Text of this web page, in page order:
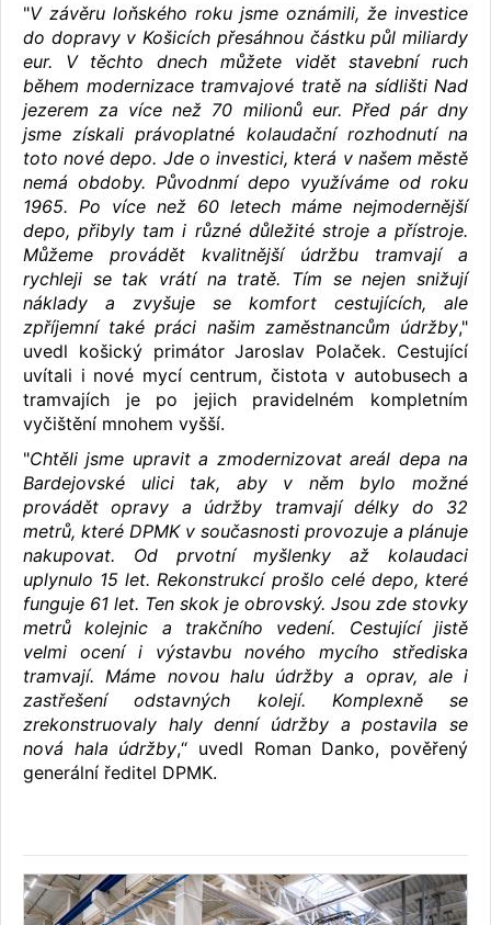
"V závěru loňského roku jsme oznámili, že investice
do dopravy v Košicích přesáhnou částku půl miliardy
eur. V těchto dnech můžete vidět stavební ruch
během modernizace tramvajové tratě na sídlišti Nad
jezerem za více než 70 milionů eur. Před pár dny
jsme získali právoplatné kolaudační rozhodnutí na
toto nové depo. Jde o investici, která v našem městě
nemá obdoby. Původnmí depo využíváme od roku
1965. Po více než 60 letech máme nejmodernější
depo, přibyly tam i různé důležité stroje a přístroje.
Můžeme provádět kvalitnější údržbu tramvají a
rychleji se tak vrátí na tratě. Tím se nejen snižují
náklady a zvyšuje se komfort cestujících, ale
zpříjemní také práci našim zaměstnancům údržby,"
uvedl košický primátor Jaroslav Polaček. Cestující
uvítali i nové mycí centrum, čistota v autobusech a
tramvajích je po jejich pravidelném kompletním
vyčištění mnohem vyšší.
"Chtěli jsme upravit a zmodernizovat areál depa na
Bardejovské ulici tak, aby v něm bylo možné
provádět opravy a údržby tramvají délky do 32
metrů, které DPMK v současnosti provozuje a plánuje
nakupovat. Od prvotní myšlenky až kolaudaci
uplynulo 15 let. Rekonstrukcí prošlo celé depo, které
funguje 61 let. Ten skok je obrovský. Jsou zde stovky
metrů kolejnic a trakčního vedení. Cestující jistě
velmi ocení i výstavbu nového mycího střediska
tramvají. Máme novou halu údržby a oprav, ale i
zastřešení odstavných kolejí. Komplexně se
zrekonstruovaly haly denní údržby a postavila se
nová hala údržby,“ uvedl Roman Danko, pověřený
generální ředitel DPMK.